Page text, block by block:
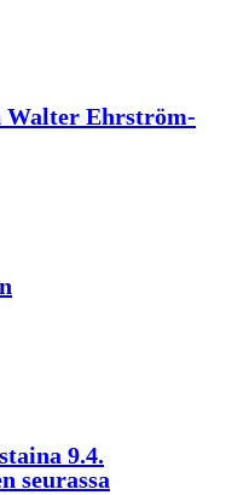
Ehrström-
9.4.
seurassa